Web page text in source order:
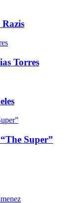
Torres
Super”